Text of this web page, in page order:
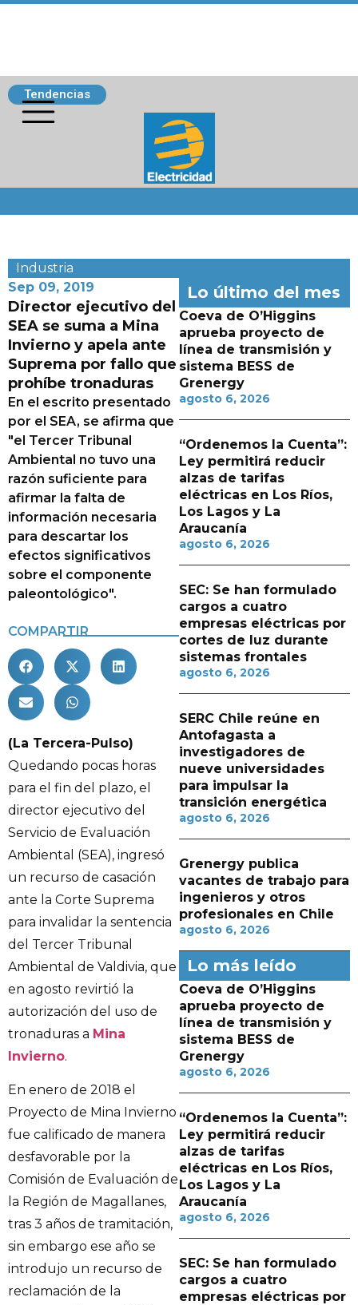
Tendencias
Industria
Sep 09, 2019
Director ejecutivo del
SEA se suma a Mina
Invierno y apela ante
Suprema por fallo que
prohíbe tronaduras
En el escrito presentado
por el SEA, se afirma que
"el Tercer Tribunal
Ambiental no tuvo una
razón suficiente para
afirmar la falta de
información necesaria
para descartar los
efectos significativos
sobre el componente
paleontológico".
COMPARTIR
(La Tercera-Pulso)
Quedando pocas horas
para el fin del plazo, el
director ejecutivo del
Servicio de Evaluación
Ambiental (SEA), ingresó
un recurso de casación
ante la Corte Suprema
para invalidar la sentencia
del Tercer Tribunal
Ambiental de Valdivia, que
en agosto revirtió la
autorización del uso de
tronaduras a Mina
Invierno.
En enero de 2018 el
Proyecto de Mina Invierno
fue calificado de manera
desfavorable por la
Comisión de Evaluación de
la Región de Magallanes,
tras 3 años de tramitación,
sin embargo ese año se
introdujo un recurso de
reclamación de la
Lo último del mes
Coeva de O’Higgins
aprueba proyecto de
línea de transmisión y
sistema BESS de
Grenergy
agosto 6, 2026
“Ordenemos la Cuenta”:
Ley permitirá reducir
alzas de tarifas
eléctricas en Los Ríos,
Los Lagos y La
Araucanía
agosto 6, 2026
SEC: Se han formulado
cargos a cuatro
empresas eléctricas por
cortes de luz durante
sistemas frontales
agosto 6, 2026
SERC Chile reúne en
Antofagasta a
investigadores de
nueve universidades
para impulsar la
transición energética
agosto 6, 2026
Grenergy publica
vacantes de trabajo para
ingenieros y otros
profesionales en Chile
agosto 6, 2026
Lo más leído
Coeva de O’Higgins
aprueba proyecto de
línea de transmisión y
sistema BESS de
Grenergy
agosto 6, 2026
“Ordenemos la Cuenta”:
Ley permitirá reducir
alzas de tarifas
eléctricas en Los Ríos,
Los Lagos y La
Araucanía
agosto 6, 2026
SEC: Se han formulado
cargos a cuatro
empresas eléctricas por